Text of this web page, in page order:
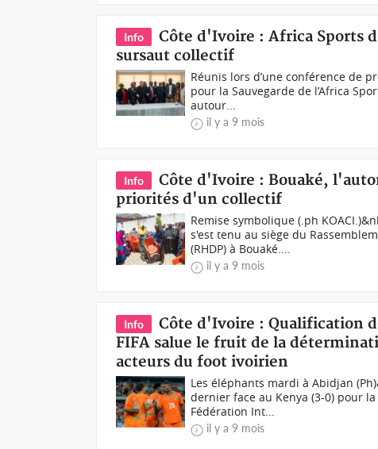
Info
Côte d'Ivoire : Africa Sports
sursaut collectif
Réunis lors d’une conférence de
pour la Sauvegarde de l’Africa
autour...
il y a 9 mois
Info
Côte d'Ivoire : Bouaké,
priorités d'un collectif
Remise symbolique (.ph
s'est tenu au siège du
(RHDP) à Bouaké....
il y a 9 mois
Info
Côte d'Ivoire : Qualification
FIFA salue le fruit de la
acteurs du foot ivoirien
Les éléphants mardi à Abidjan
dernier face au Kenya (3-0) pour
Fédération Int...
il y a 9 mois